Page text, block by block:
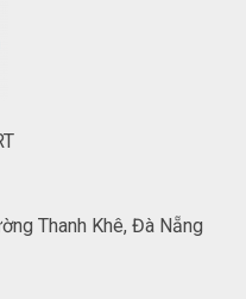
Thanh Khê, Đà Nẵng